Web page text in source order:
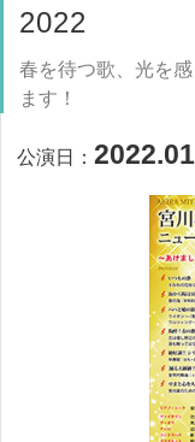
2022
春を待つ歌、光を
ます！
公演日：